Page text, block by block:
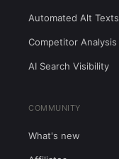
Automated Alt Texts
Competitor Analysis
AI Search Visibility
COMMUNITY
What's new